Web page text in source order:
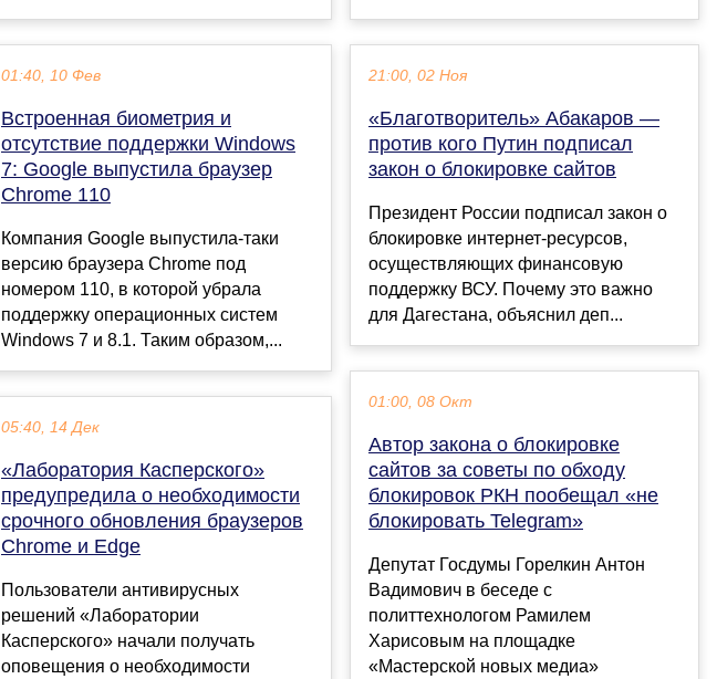
01:40, 10 Фев
Встроенная биометрия и
отсутствие поддержки Windows
7: Google выпустила браузер
Chrome 110
Компания Google выпустила-таки
версию браузера Chrome под
номером 110, в которой убрала
поддержку операционных систем
Windows 7 и 8.1. Таким образом,...
05:40, 14 Дек
«Лаборатория Касперского»
предупредила о необходимости
срочного обновления браузеров
Chrome и Edge
Пользователи антивирусных
решений «Лаборатории
Касперского» начали получать
оповещения о необходимости
21:00, 02 Ноя
«Благотворитель» Абакаров —
против кого Путин подписал
закон о блокировке сайтов
Президент России подписал закон о
блокировке интернет-ресурсов,
осуществляющих финансовую
поддержку ВСУ. Почему это важно
для Дагестана, объяснил деп...
01:00, 08 Окт
Автор закона о блокировке
сайтов за советы по обходу
блокировок РКН пообещал «не
блокировать Telegram»
Депутат Госдумы Горелкин Антон
Вадимович в беседе с
политтехнологом Рамилем
Харисовым на площадке
«Мастерской новых медиа»